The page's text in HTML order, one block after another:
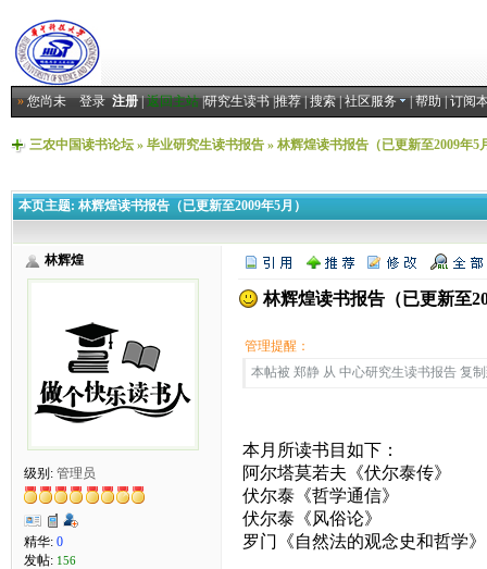
»您尚未登录 注册|返回主站|研究生读书|推荐|搜索|社区服务 |帮助|订阅
三农中国读书论坛» 毕业研究生读书报告» 林辉煌读书报告（已更新至2009年5
本页主题: 林辉煌读书报告（已更新至2009年5月）
林辉煌
级别: 管理员
精华: 0
发帖: 156
林辉煌读书报告（已更新至
管理提醒：
本帖被 郑静 从 中心研究生读书报告 复
本月所读书目如下：
阿尔塔莫若夫《伏尔泰传》
伏尔泰《哲学通信》
伏尔泰《风俗论》
罗门《自然法的观念史和哲学》